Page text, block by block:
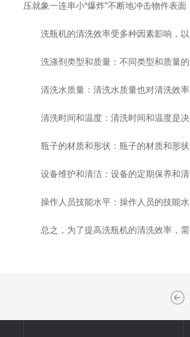
压就象一连串小“爆炸”不断地冲击物件表
洗瓶机的清洗效率受多种因素影响，以
洗涤剂类型和质量：不同类型和质量的
清洗水质量：清洗水质量也对清洗效率
清洗时间和温度：清洗时间和温度是决
瓶子的材质和形状：瓶子的材质和形状
设备维护和清洁：设备的定期保养和清
操作人员技能水平：操作人员的技能水
总之，为了提高洗瓶机的清洗效率，需